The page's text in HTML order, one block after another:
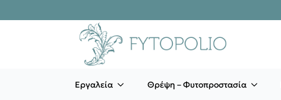
Εργαλεία Θρέψη – Φυτοπροστασία